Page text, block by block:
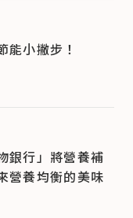
小撇步！
銀行」將營養補
營養均衡的美味